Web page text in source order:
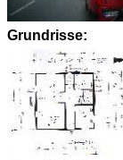
Grundrisse: